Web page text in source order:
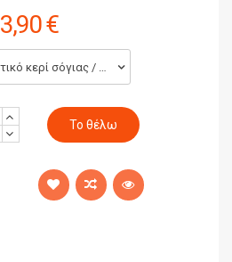
3,90 €
Σκληρό φυτικό κερί σόγιας / κοκοφοίνικα για Καλούπια Wax 435 250gr (3,90 €)